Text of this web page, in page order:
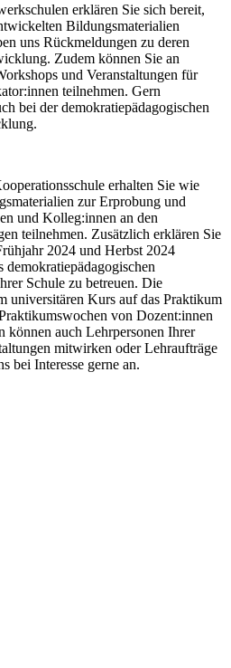
erklären Sie sich bereit,
Bildungsmaterialien
uns Rückmeldungen zu deren
Zudem können Sie an
und Veranstaltungen für
teilnehmen. Gern
bei der demokratiepädagogischen
erhalten Sie wie
zur Erprobung und
und Kolleg:innen an den
teilnehmen. Zusätzlich erklären Sie
2024 und Herbst 2024
demokratiepädagogischen
Schule zu betreuen. Die
universitären Kurs auf das Praktikum
von Dozent:innen
können auch Lehrpersonen Ihrer
mitwirken oder Lehraufträge
bei Interesse gerne an.